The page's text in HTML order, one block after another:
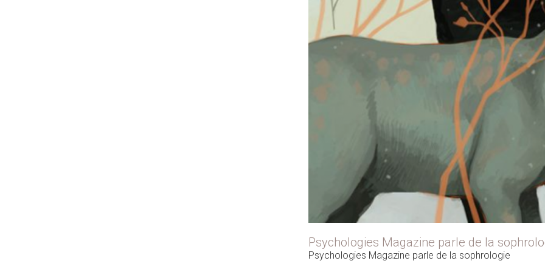
Psychologies Magazine parle de la
Psychologies Magazine parle de la sophrologie